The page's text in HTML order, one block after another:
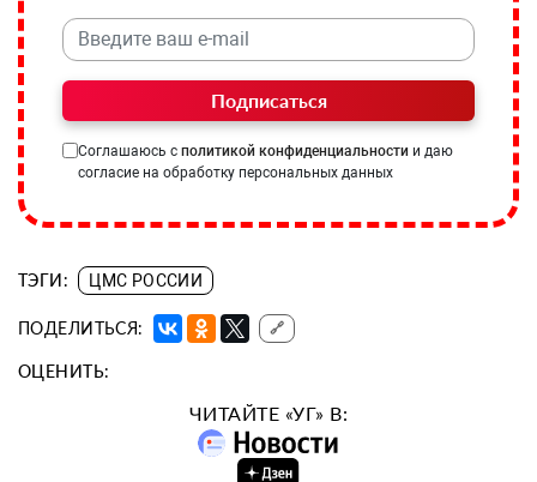
Подписаться
Соглашаюсь с политикой конфиденциальности и даю
согласие на обработку персональных данных
ТЭГИ: ЦМС РОССИИ
ПОДЕЛИТЬСЯ: 🔗
ОЦЕНИТЬ:
ЧИТАЙТЕ «УГ» В: